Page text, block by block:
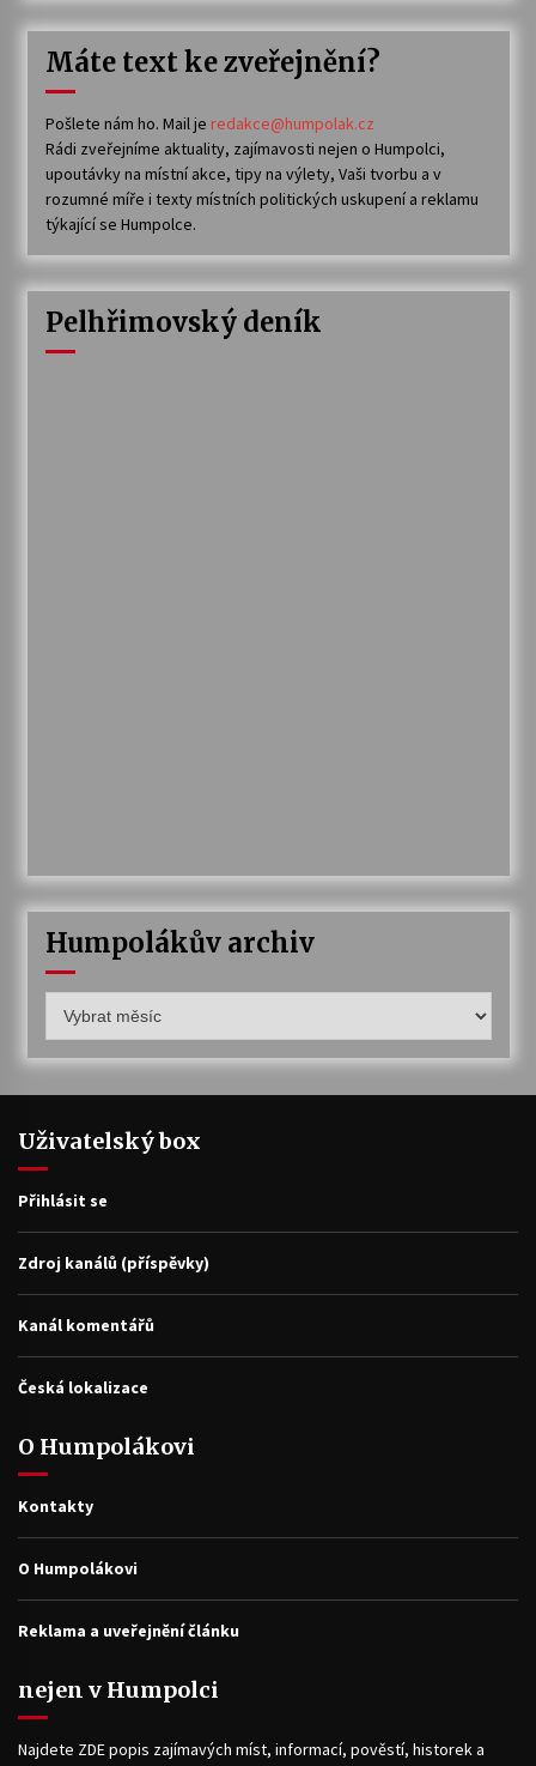
Máte text ke zveřejnění?
Pošlete nám ho. Mail je redakce@humpolak.cz
Rádi zveřejníme aktuality, zajímavosti nejen o Humpolci,
upoutávky na místní akce, tipy na výlety, Vaši tvorbu a v
rozumné míře i texty místních politických uskupení a reklamu
týkající se Humpolce.
Pelhřimovský deník
Humpolákův archiv
archiv
Uživatelský box
Přihlásit se
Zdroj kanálů (příspěvky)
Kanál komentářů
Česká lokalizace
O Humpolákovi
Kontakty
O Humpolákovi
Reklama a uveřejnění článku
nejen v Humpolci
Najdete ZDE popis zajímavých míst, informací, pověstí, historek a